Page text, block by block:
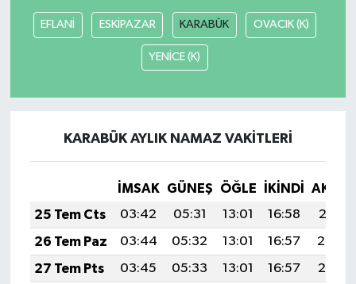
EFLANİ ESKİPAZAR KARABÜK OVACIK (K)
YENİCE (K)
KARABÜK AYLIK NAMAZ VAKITLERI
İMSAK GÜNEŞ ÖĞLE İKINDI
25 Tem Cts
03:42 05:31 13:01 16:58
20:21
26 Tem Paz
03:44 05:32 13:01 16:57
20:20
27 Tem Pts
03:45 05:33 13:01 16:57
20:19